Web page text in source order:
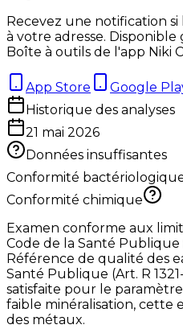
Recevez une notification
à votre adresse.
Boîte à outils de l'app Niki
App Store
Google
Historique des analyses
21 mai 2026
Données insuffisantes
Conformité
Conformité chimique
Examen conforme aux
Code de la Santé Publique
Référence de qualité des
Santé Publique (Art. R
satisfaite pour le
faible minéralisation, cette
des métaux.